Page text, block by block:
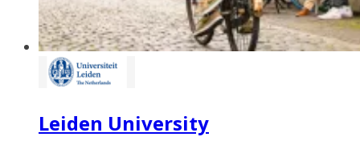
Leiden University